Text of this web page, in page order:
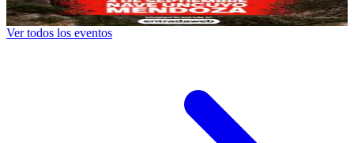
04/09/2026, 20:00 hsVie., 4 sep.,20:00 hs
5
0
Ver todos los eventos